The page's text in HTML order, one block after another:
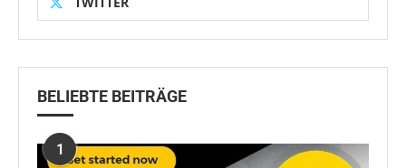
BELIEBTE BEITRÄGE
1